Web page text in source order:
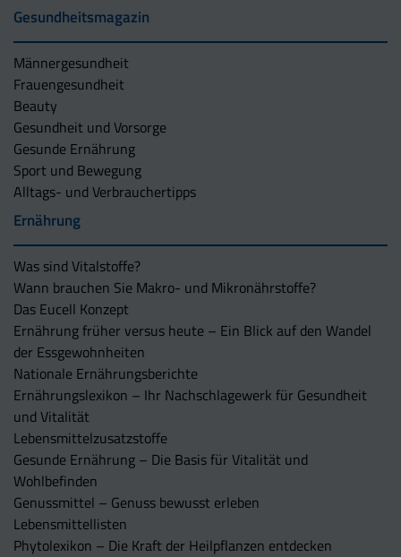
Gesundheitsmagazin
Männergesundheit
Frauengesundheit
Beauty
Gesundheit und Vorsorge
Gesunde Ernährung
Sport und Bewegung
Alltags- und Verbrauchertipps
Ernährung
Was sind Vitalstoffe?
Wann brauchen Sie Makro- und Mikronährstoffe?
Das Eucell Konzept
Ernährung früher versus heute – Ein Blick auf den Wandel
der Essgewohnheiten
Nationale Ernährungsberichte
Ernährungslexikon – Ihr Nachschlagewerk für Gesundheit
und Vitalität
Lebensmittelzusatzstoffe
Gesunde Ernährung – Die Basis für Vitalität und
Wohlbefinden
Genussmittel – Genuss bewusst erleben
Lebensmittellisten
Phytolexikon – Die Kraft der Heilpflanzen entdecken